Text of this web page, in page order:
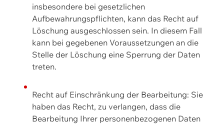
insbesondere bei gesetzlichen
Aufbewahrungspflichten, kann das Recht auf
Löschung ausgeschlossen sein. In diesem Fall
kann bei gegebenen Voraussetzungen an die
Stelle der Löschung eine Sperrung der Daten
treten.
Recht auf Einschränkung der Bearbeitung: Sie
haben das Recht, zu verlangen, dass die
Bearbeitung Ihrer personenbezogenen Daten